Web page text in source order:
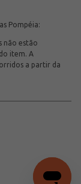
Pompéia:
não estão
item. A
a partir da